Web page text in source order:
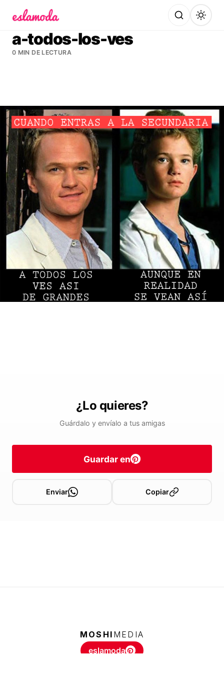
a-todos-los-ves
0 MIN DE LECTURA
¿Lo quieres?
Guárdalo y envíalo a tus amigas
Guardar en
Enviar Copiar
MOSHI MEDIA
eslamoda